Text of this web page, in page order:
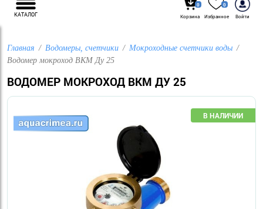
КАТАЛОГ
0
Корзина
0
Избранное
Войти
Главная Водомеры, счетчики
Мокроходные счетчики воды
Водомер мокроход ВКМ Ду 25
ВОДОМЕР МОКРОХОД ВКМ ДУ 25